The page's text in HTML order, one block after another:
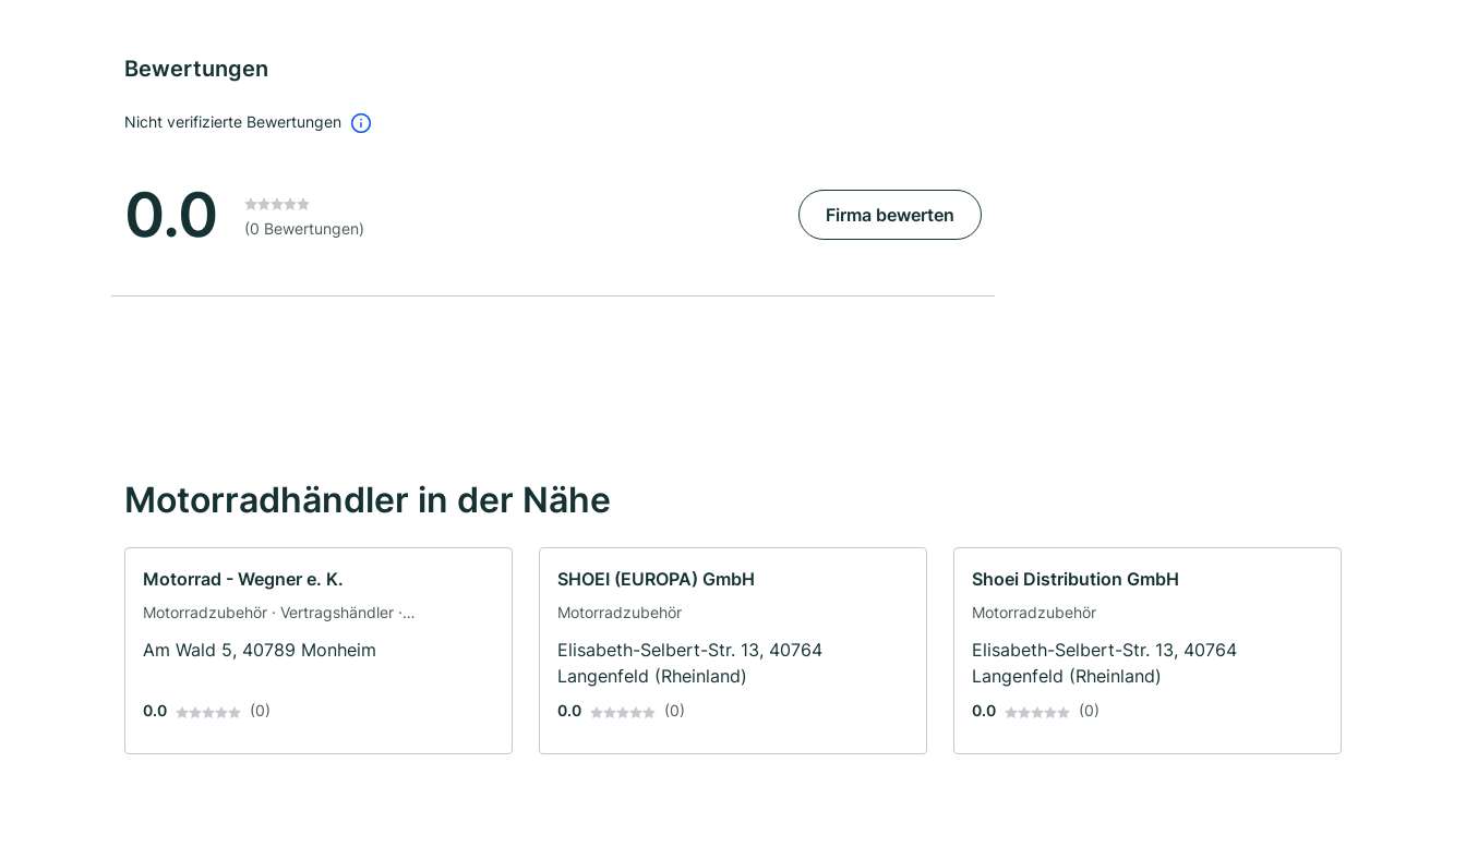
Bewertungen
Nicht verifizierte Bewertungen
0.0 (0 Bewertungen)
Firma bewerten
Motorradhändler in der Nähe
Motorrad - Wegner e. K.
Motorradzubehör · Vertragshändler ·
Fahrzeuglackierungen · Motorradservice ·
Am Wald 5, 40789 Monheim
0.0 (0)
SHOEI (EUROPA) GmbH
Motorradzubehör
Elisabeth-Selbert-Str. 13, 40764
Langenfeld (Rheinland)
0.0 (0)
Shoei Distribution GmbH
Motorradzubehör
Elisabeth-Selbert-Str. 13, 40764
Langenfeld (Rheinland)
0.0 (0)